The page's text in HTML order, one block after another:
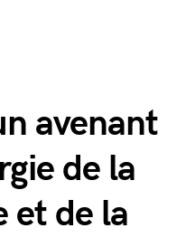
avenant
de la
et de la